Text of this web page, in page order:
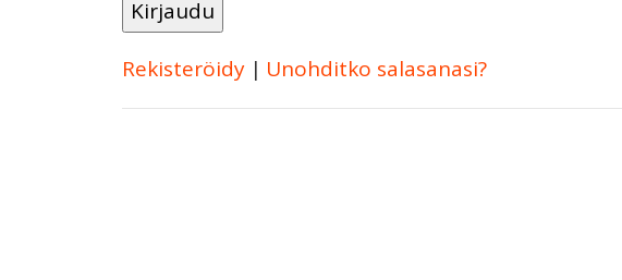
Rekisteröidy | Unohditko salasanasi?